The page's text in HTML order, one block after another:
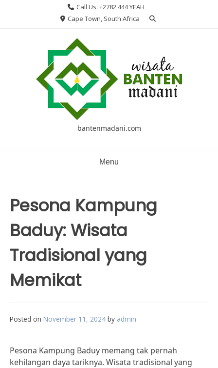
Call Us: +2782 444 YEAH
Cape Town, South Africa
bantenmadani.com
Menu
Pesona Kampung
Baduy: Wisata
Tradisional yang
Memikat
Posted on November 11, 2024 by admin
Pesona Kampung Baduy memang tak pernah
kehilangan daya tariknya. Wisata tradisional yang